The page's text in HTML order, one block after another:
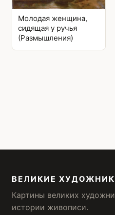
Молодая женщина,
сидящая у ручья
(Размышления)
ВЕЛИКИЕ
Картины великих
истории живописи.